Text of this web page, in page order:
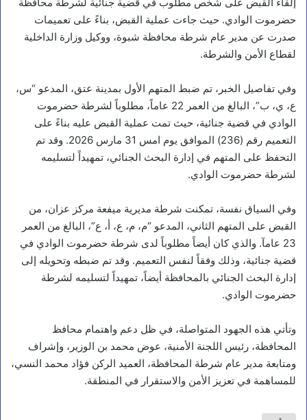
حضرموت الوادي. حيث جاءت عملية القبض، بناءً على تعميمات
صدرت عن مدير عام شرطة محافظة شبوة، ووكيل وزارة الداخلية
لقطاع الأمن والشرطة.
وفي تفاصيل الخبر، تم ضبط المتهم الأول بمدينة عتق، المدعو “س،
ع، ي، ب”، البالغ من العمر 22 عاماً، مطلوباً لشرطة حضرموت
الوادي في قضية جنائية، حيث تمت عملية القبض عليه بناءً على
التعميم رقم (236) الموافق يوم امس 31 مارس 2026. وقد تم
التحفظ على المتهم في إدارة البحث الجنائي، تمهيداً لتسليمه
لشرطة حضرموت الوادي.
وفي السياق نفسة، تمكنت شرطة مديرية ميفعة مركز عزان، من
القبض على المتهم الثاني، المدعو “م، م، ع، أ، ع”، البالغ من العمر
23 عامآ. والذي كان أيضاً مطلوباً لدى شرطة حضرموت الوادي في
قضية جنائية، وذلك وفقاً لنفس التعميم. وقد تم ضبطه وتحويله إلى
إدارة البحث الجنائي بالمحافظة أيضاً، تمهيداً لتسليمه لشرطة
حضرموت الوادي.
وتأتي هذه الجهود المتواصلة، في ظل دعم واهتمام محافظ
المحافظة، رئيس اللجنة الأمنية، عوض محمد بن الوزير، وإشراف
ومتابعة مدير عام شرطة المحافظة، العميد الركن فؤاد محمد النسي،
للمساهمة في تعزيز الأمن والاستقرار في المنطقة.
ئ
ي
س
م
ج
ل
ل
ق
ي
د
ي